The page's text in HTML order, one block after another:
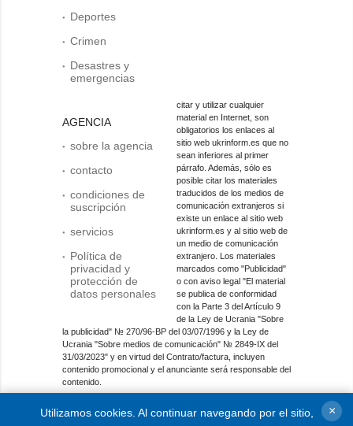
Deportes
Crimen
Desastres y
emergencias
AGENCIA
sobre la agencia
contacto
condiciones de
suscripción
servicios
Política de
privacidad y
protección de
datos personales
citar y utilizar cualquier
material en Internet, son
obligatorios los enlaces al
sitio web ukrinform.es que no
sean inferiores al primer
párrafo. Además, sólo es
posible citar los materiales
traducidos de los medios de
comunicación extranjeros si
existe un enlace al sitio web
ukrinform.es y al sitio web de
un medio de comunicación
extranjero. Los materiales
marcados como "Publicidad"
o con aviso legal "El material
se publica de conformidad
con la Parte 3 del Artículo 9
de la Ley de Ucrania "Sobre
la publicidad" № 270/96-ВР del 03/07/1996 y la Ley de
Ucrania "Sobre medios de comunicación" № 2849-IX del
31/03/2023" y en virtud del Contrato/factura, incluyen
contenido promocional y el anunciante será responsable del
contenido.
Entidad de medios en línea; identificador de medios: R40-
01421.
Utilizamos cookies. Al continuar navegando por el sitio,
×